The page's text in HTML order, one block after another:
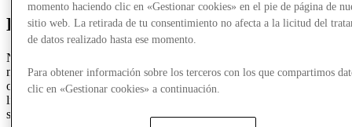
Look Mujer 1:Un viaje a una isla
Nada representa mejor el verano que las rayas suaves y los
materiales naturales. El conjunto coordinado de Claudie Pierlot
ofrece un look perfecto para pasar de la playa a una comida al aire
libre, combinando una silueta femenina con un aire relajado y
sofisticado.
momento haciendo clic en «Gestionar cookies» en el pie de página de
sitio web. La retirada de tu consentimiento no afecta a la licitud del
de datos realizado hasta ese momento.
Para obtener información sobre los terceros con los que compartimos
clic en «Gestionar cookies» a continuación.